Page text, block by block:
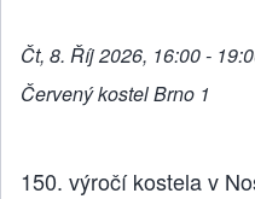
Čt, 8. Říj 2026, 16:00 -
Červený kostel Brno 1
150. výročí kostela v